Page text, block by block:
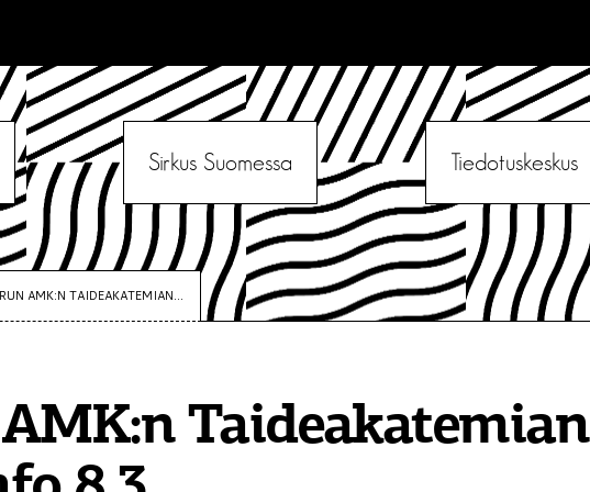
Sirkus Suomessa Tiedotuskeskus
AMK:N TAIDEAKATEMIAN...
Taideakatemian